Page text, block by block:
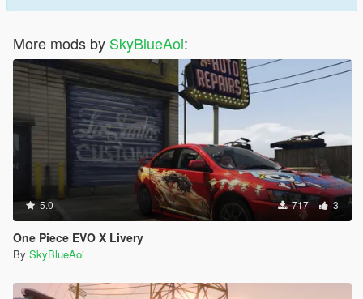
More mods by SkyBlueAoi:
5.0 717 3
One Piece EVO X Livery
By SkyBlueAoi